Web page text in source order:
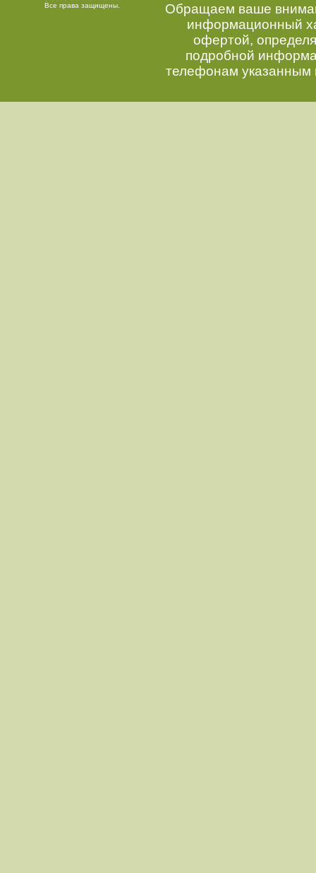
Все права защищены.
Обращаем ваше
информационный
офертой,
подробной
телефонам указанным